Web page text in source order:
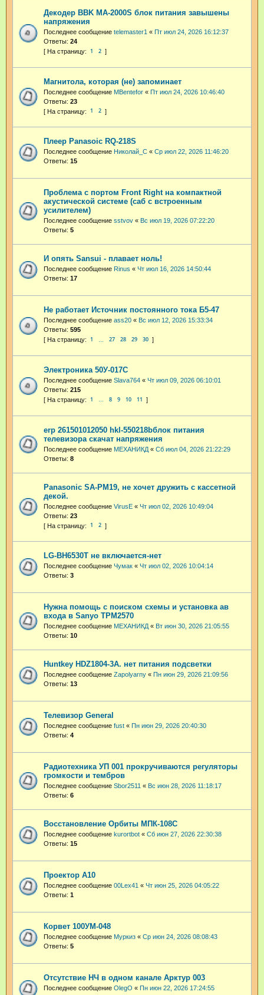
Декодер BBK MA-2000S блок питания завышены
напряжения
Последнее сообщение telemaster1 « Пт июл 24, 2026 16:12:37
Ответы: 24
1 2
Магнитола, которая (не) запоминает
Последнее сообщение MBentefor « Пт июл 24, 2026 10:46:40
Ответы: 23
1 2
Плеер Panasoic RQ-218S
Последнее сообщение Николай_С « Ср июл 22, 2026 11:46:20
Ответы: 15
Проблема с портом Front Right на компактной
акустической системе (саб с встроенным
усилителем)
Последнее сообщение sstvov « Вс июл 19, 2026 07:22:20
Ответы: 5
И опять Sansui - плавает ноль!
Последнее сообщение Rinus « Чт июл 16, 2026 14:50:44
Ответы: 17
Не работает Источник постоянного тока Б5-47
Последнее сообщение ass20 « Вс июл 12, 2026 15:33:34
Ответы: 595
1 27 28 29 30
Электроника 50У-017С
Последнее сообщение Slava764 « Чт июл 09, 2026 06:10:01
Ответы: 215
1 … 8 9 10 11
erp 261501012050 hkl-550218bблок питания
телевизора скачат напряжения
Последнее сообщение МЕХАНИКД « Сб июл 04, 2026 21:22:29
Ответы: 8
Panasonic SA-PM19, не хочет дружить с кассетной
декой.
Последнее сообщение VirusE « Чт июл 02, 2026 10:49:04
Ответы: 23
1 2
LG-BH6530T не включается-нет
Последнее сообщение Чумак « Чт июл 02, 2026 10:04:14
Ответы: 3
Нужна помощь с поиском схемы и установка ав
входа в Sanyo TPM2570
Последнее сообщение МЕХАНИКД« Вт июн 30, 2026 21:05:55
Ответы: 10
Huntkey HDZ1804-3A. нет питания подсветки
Последнее сообщение Zapolyarny « Пн июн 29, 2026 21:09:56
Ответы: 13
Телевизор General
Последнее сообщение fust « Пн июн 29, 2026 20:40:30
Ответы: 4
Радиотехника УП 001 прокручиваются регуляторы
громкости и тембров
Последнее сообщение Sbor2511 « Вс июн 28, 2026 11:18:17
Ответы: 6
Восстановление Орбиты МПК-108С
Последнее сообщение kurortbot « Сб июн 27, 2026 22:30:38
Ответы: 15
Проектор A10
Последнее сообщение 00Lex41 « Чт июн 25, 2026 04:05:22
Ответы: 1
Корвет 100УМ-048
Последнее сообщение Муркиз « Ср июн 24, 2026 08:08:43
Ответы: 5
Отсутствие НЧ в одном канале Арктур 003
Последнее сообщение OlegO « Пн июн 22, 2026 17:24:55